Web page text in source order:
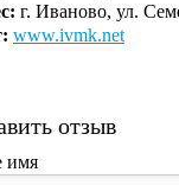
г. Иваново, ул.
www.ivmk.net
отзыв
имя